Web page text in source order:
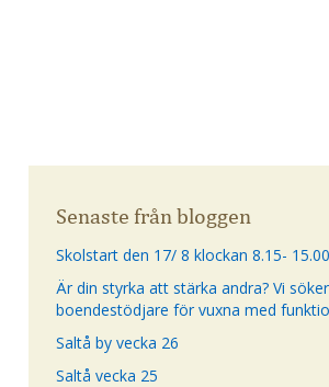
Senaste från bloggen
Skolstart den 17/ 8 klockan 8.15- 15.00
Är din styrka att stärka andra? Vi söker
boendestödjare för vuxna med
Saltå by vecka 26
Saltå vecka 25